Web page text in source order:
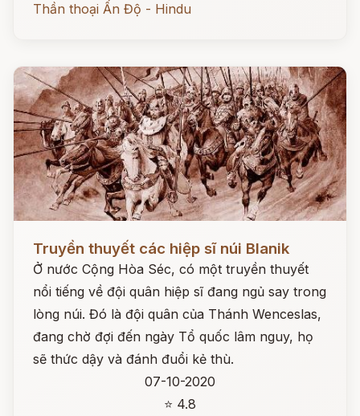
Thần thoại Ấn Độ - Hindu
Đọc ngay
Truyền thuyết các hiệp sĩ núi Blanik
Ở nước Cộng Hòa Séc, có một truyền thuyết
nổi tiếng về đội quân hiệp sĩ đang ngủ say trong
lòng núi. Đó là đội quân của Thánh Wenceslas,
đang chờ đợi đến ngày Tổ quốc lâm nguy, họ
sẽ thức dậy và đánh đuổi kẻ thù.
07-10-2020
⭐ 4.8